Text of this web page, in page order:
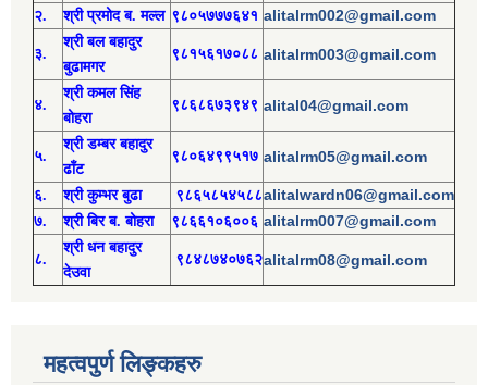
२. श्रीप्रमोदब. मल्ल ९८०५७७७६४१ alitalrm002@gmail.com
३.
श्रीबल बहादुर
बुढामगर
९८१५६१७०८८ alitalrm003@gmail.com
४.
श्री कमल सिंह
बोहरा
९८६८६७३९४९ alital04@gmail.com
५.
श्री डम्बर बहादुर
ढाँट
९८०६४९९५१७ alitalrm05@gmail.com
६. श्री कुम्भर बुढा ९८६५८५४५८८alitalwardn06@gmail.com
७. श्री बिर ब. बोहरा ९८६६१०६००६ alitalrm007@gmail.com
८.
श्री धन बहादुर
देउवा
९८४८७४०७६२alitalrm08@gmail.com
महत्वपुर्ण लिङ्कहरु